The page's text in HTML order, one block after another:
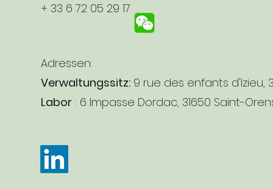
+ 33 6 72 05 29 17
Adressen:
Verwaltungssitz: 9 rue des enfants d'Izieu,
Labor : 6 Impasse Dordac, 31650 Saint-